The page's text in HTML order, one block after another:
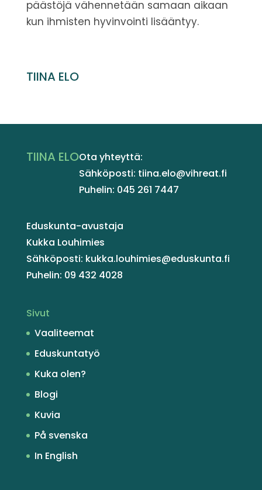
päästöjä vähennetään samaan aikaan
kun ihmisten hyvinvointi lisääntyy.
TIINA ELO
TIINA ELOOta yhteyttä:
Sähköposti: tiina.elo@vihreat.fi
Puhelin: 045 261 7447
Eduskunta-avustaja
Kukka Louhimies
Sähköposti: kukka.louhimies@eduskunta.fi
Puhelin: 09 432 4028
Sivut
Vaaliteemat
Eduskuntatyö
Kuka olen?
Blogi
Kuvia
På svenska
In English